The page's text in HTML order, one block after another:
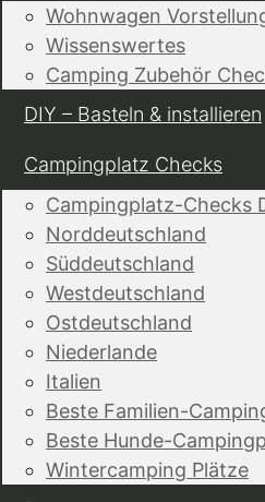
Wohnwagen
Wissenswertes
Camping Zubehör
DIY – Basteln & installieren
Campingplatz Checks
Campingplatz-Checks
Norddeutschland
Süddeutschland
Westdeutschland
Ostdeutschland
Niederlande
Italien
Beste Familien-
Beste Hunde-
Wintercamping Plätze